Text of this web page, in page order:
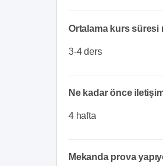
Ortalama kurs süresi
3-4 ders
Ne kadar önce
4 hafta
Mekanda prova